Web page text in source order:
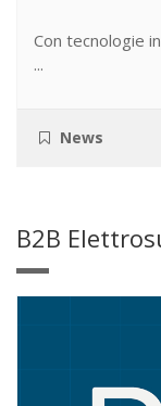
Con tecnologie
...
News
B2B